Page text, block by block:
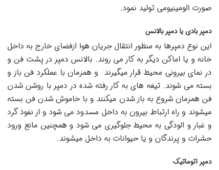
صورت الومینیومی تولید نمود.
دمپر بادی یا دمپر بالانس
این نوع دمپرها به منظور انتقال جریان هوا ازفضای خارج به داخل
خانه و یا اماکن دیگر به کار می روند. بالانس دمپر در پشت فن و
در نمای بیرونی محیط قرار میگیرند و همزمان با عملکرد فن باز و
بسته می شوند. تیغه های به کار رفته شده در دمپر با روشن شدن
فن همزمان شروع به باز شدن میکنند و با خاموش شدن فن بسته
میشوند و راه ارتباط بیرون به داخل مسدود می شود و از نفوذ گرد
و غبار و الودگی به محیط جلوگیری می شود و همچنین مانع ورود
حشرات و پرندگان و یا حیوانات به داخل میشوند.
دمپر اتوماتیک